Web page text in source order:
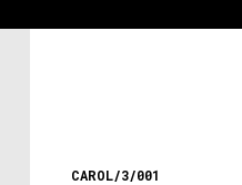
CAROL/3/001